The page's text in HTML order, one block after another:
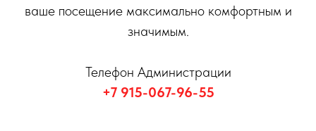
ваше посещение максимально комфортным и
значимым.
Телефон Администрации
+7 915-067-96-55